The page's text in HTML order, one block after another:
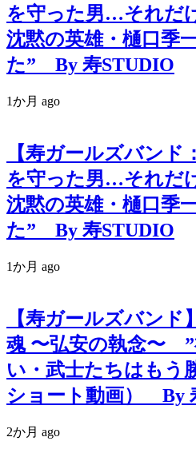
を守った男…それだ
沈黙の英雄・樋口季
た” By 寿STUDIO
1か月 ago
【寿ガールズバンド
を守った男…それだ
沈黙の英雄・樋口季
た” By 寿STUDIO
1か月 ago
【寿ガールズバンド
魂 〜弘安の執念〜
い・武士たちはもう
ショート動画） By
2か月 ago